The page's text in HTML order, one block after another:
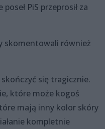
PiS przeprosił za
skomentowali również
się tragicznie.
które może kogoś
mają inny kolor skóry
kompletnie